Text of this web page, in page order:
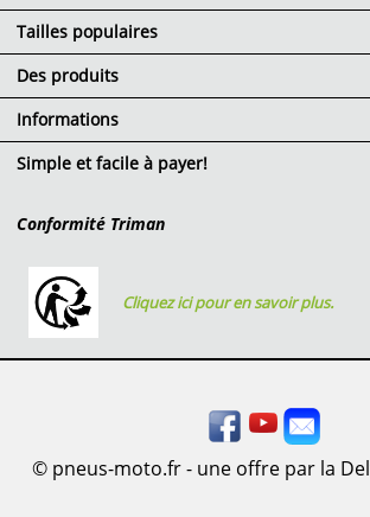
Tailles populaires
Des produits
Informations
Inscription partenaire de
Simple et facile à payer!
Conformité Triman
Cliquez ici pour en savoir plus.
© pneus-moto.fr - une offre par la